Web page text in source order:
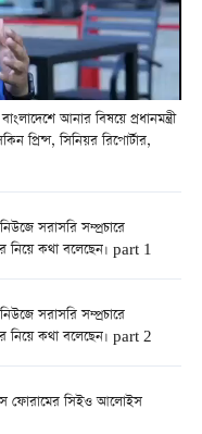
আনার বিষয়ে প্রধানমন্ত্রী
প্রিন্স, সিনিয়র রিপোর্টার,
সরাসরি সম্প্রচারে
নিয়ে কথা বলেছেন। part 1
সরাসরি সম্প্রচারে
নিয়ে কথা বলেছেন। part 2
ফোরামের সিইও আলোইস